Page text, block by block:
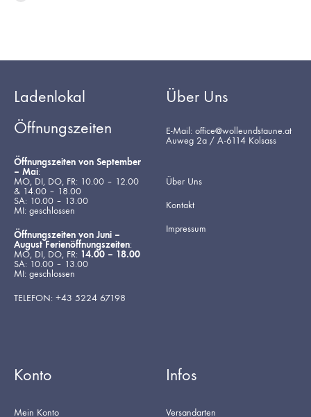
Ladenlokal
Öffnungszeiten
Öffnungszeiten von September
– Mai:
MO, DI, DO, FR: 10.00 – 12.00
& 14.00 – 18.00
SA: 10.00 – 13.00
MI: geschlossen
Öffnungszeiten von Juni –
August Ferienöffnungszeiten:
MO, DI, DO, FR: 14.00 – 18.00
SA: 10.00 – 13.00
MI: geschlossen
TELEFON: +43 5224 67198
Über Uns
E-Mail: office@wolleundstaune.at
Auweg 2a / A-6114 Kolsass
Über Uns
Kontakt
Impressum
Konto
Mein Konto
Infos
Versandarten